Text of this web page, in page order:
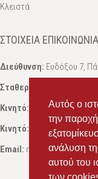
Αυτός ο
την
ανάλυση
αυτού του
των
Κλειστά
ΣΤΟΙΧΕΊΑ
Διεύθυνση: Ευδόξου 7,
Σταθερό:
Κινητό:
69434 75072 ,
Κινητό:
6946 504787,
Email: